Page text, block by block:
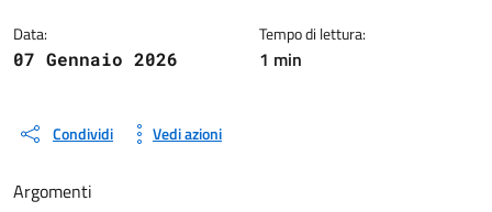
Data:
07 Gennaio 2026
Tempo di lettura:
1 min
Condividi Vedi azioni
Argomenti